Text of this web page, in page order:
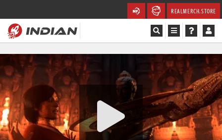
REALMERCH.STORE
Magazín
Recenze
Videa
Soutěže